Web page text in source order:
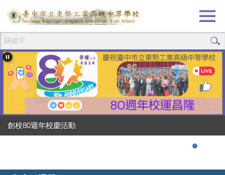
跳
到
要
內
容
區
創校80週年校慶活動
強棒出擊!!!狂賀校長